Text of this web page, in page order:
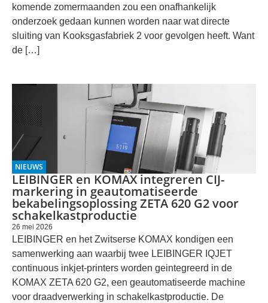
komende zomermaanden zou een onafhankelijk
onderzoek gedaan kunnen worden naar wat directe
sluiting van Kooksgasfabriek 2 voor gevolgen heeft. Want
de […]
NIEUWS
LEIBINGER en KOMAX integreren CIJ-
markering in geautomatiseerde
bekabelingsoplossing ZETA 620 G2 voor
schakelkastproductie
26 mei 2026
LEIBINGER en het Zwitserse KOMAX kondigen een
samenwerking aan waarbij twee LEIBINGER IQJET
continuous inkjet-printers worden geintegreerd in de
KOMAX ZETA 620 G2, een geautomatiseerde machine
voor draadverwerking in schakelkastproductie. De